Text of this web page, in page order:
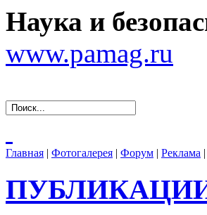
Наука и
www.pamag.ru
Главная | Фотогалерея | Форум | Реклама |